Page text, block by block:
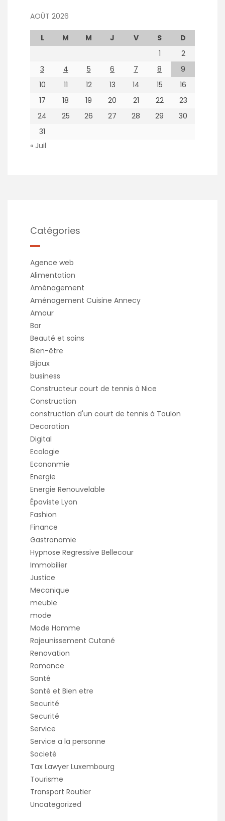
AOÛT 2026
L M M J V S
D
1
2
3
4 5 6 7 8
9
10
11 12 13 14 15
16
17
18 19 20 21 22
23
24
25 26 27 28 29
30
31
« Juil
Catégories
Agence web
Alimentation
Aménagement
Aménagement Cuisine Annecy
Amour
Bar
Beauté et soins
Bien-être
Bijoux
business
Constructeur court de tennis à Nice
Construction
construction d'un court de tennis à Toulon
Decoration
Digital
Ecologie
Econonmie
Energie
Energie Renouvelable
Épaviste Lyon
Fashion
Finance
Gastronomie
Hypnose Regressive Bellecour
Immobilier
Justice
Mecanique
meuble
mode
Mode Homme
Rajeunissement Cutané
Renovation
Romance
Santé
Santé et Bien etre
Securité
Securité
Service
Service a la personne
Societé
Tax Lawyer Luxembourg
Tourisme
Transport Routier
Uncategorized